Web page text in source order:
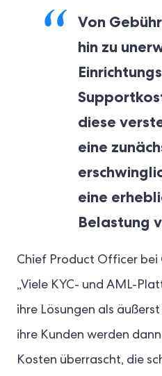
Von
hin zu
diese
eine
eine
Belastung
Chief Product Officer bei
„Viele KYC- und AML-
ihre Lösungen als
ihre Kunden werden
Kosten überrascht, die